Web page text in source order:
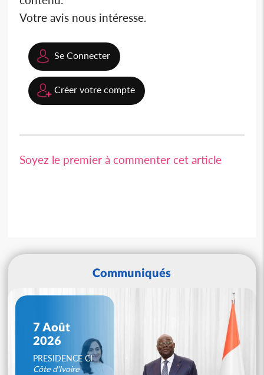
Votre avis nous intéresse.
Se Connecter
Créer votre compte
Soyez le premier à commenter cet article
Communiqués
7 Août
2026
PRESIDENCE CI
Côte d'Ivoire